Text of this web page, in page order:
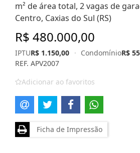
m² de área total, 2 vagas de
Centro, Caxias do Sul (RS)
R$ 480.000,00
IPTUR$ 1.150,00 · CondomínioR$
REF. APV2007
Adicionar ao favoritos
Ficha de Impressão